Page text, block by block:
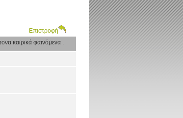
Επιστροφή
καιρικά φαινόμενα .